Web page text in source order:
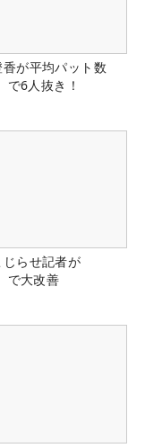
が平均パット数
で6人抜き！
らせ記者が
で大改善